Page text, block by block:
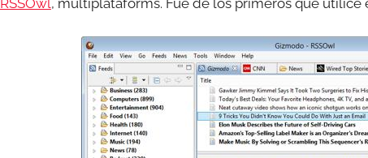
RSSOwl, multiplataforms. Fue de los primeros que